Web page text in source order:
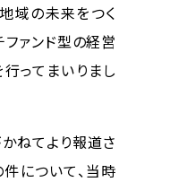
域の未来をつく
ファンド型の経営
ってまいりまし
ねてより報道さ
について、当時